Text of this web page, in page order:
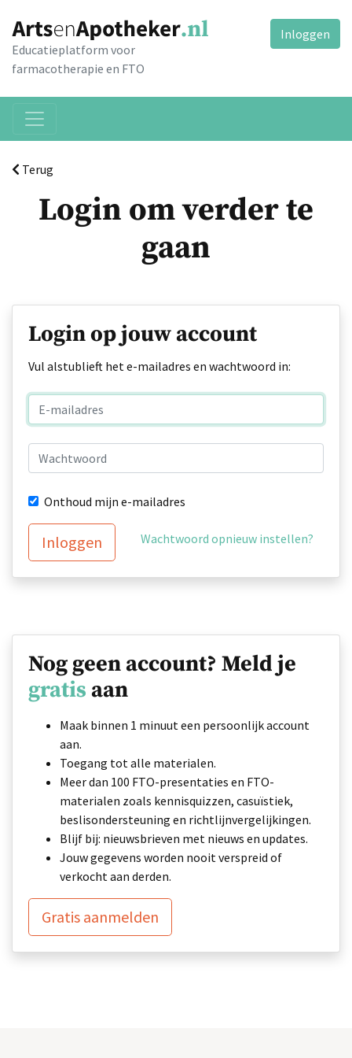
Educatieplatform voor
farmacotherapie en FTO
Inloggen
Terug
Login om verder te
gaan
Login op jouw account
Vul alstublieft het e-mailadres en wachtwoord in:
Onthoud mijn e-mailadres
Inloggen Wachtwoord opnieuw instellen?
Nog geen account? Meld je
gratis aan
Maak binnen 1 minuut een persoonlijk account
aan.
Toegang tot alle materialen.
Meer dan 100 FTO-presentaties en FTO-
materialen zoals kennisquizzen, casuïstiek,
beslisondersteuning en richtlijnvergelijkingen.
Blijf bij: nieuwsbrieven met nieuws en updates.
Jouw gegevens worden nooit verspreid of
verkocht aan derden.
Gratis aanmelden